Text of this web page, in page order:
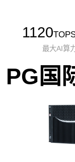
1120
最大AI算
PG国